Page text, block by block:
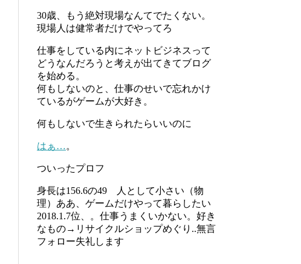
30歳、もう絶対現場なんてでたくない。
現場人は健常者だけでやってろ
仕事をしている内にネットビジネスって
どうなんだろうと考えが出てきてブログ
を始める。
何もしないのと、仕事のせいで忘れかけ
ているがゲームが大好き。
何もしないで生きられたらいいのに
はぁ…。
ついったプロフ
身長は156.6の49 人として小さい（物
理）ああ、ゲームだけやって暮らしたい
2018.1.7位、。仕事うまくいかない。好き
なもの→リサイクルショップめぐり..無言
フォロー失礼します